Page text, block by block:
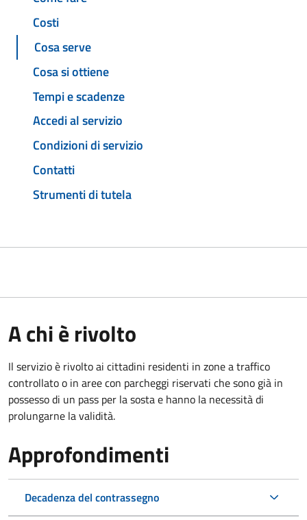
Costi
Cosa serve
Cosa si ottiene
Tempi e scadenze
Accedi al servizio
Condizioni di servizio
Contatti
Strumenti di tutela
A chi è rivolto
Il servizio è rivolto ai cittadini residenti in zone a traffico
controllato o in aree con parcheggi riservati che sono già in
possesso di un pass per la sosta e hanno la necessità di
prolungarne la validità.
Approfondimenti
Decadenza del contrassegno